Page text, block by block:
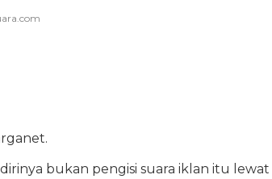
bukan pengisi suara iklan itu lewat